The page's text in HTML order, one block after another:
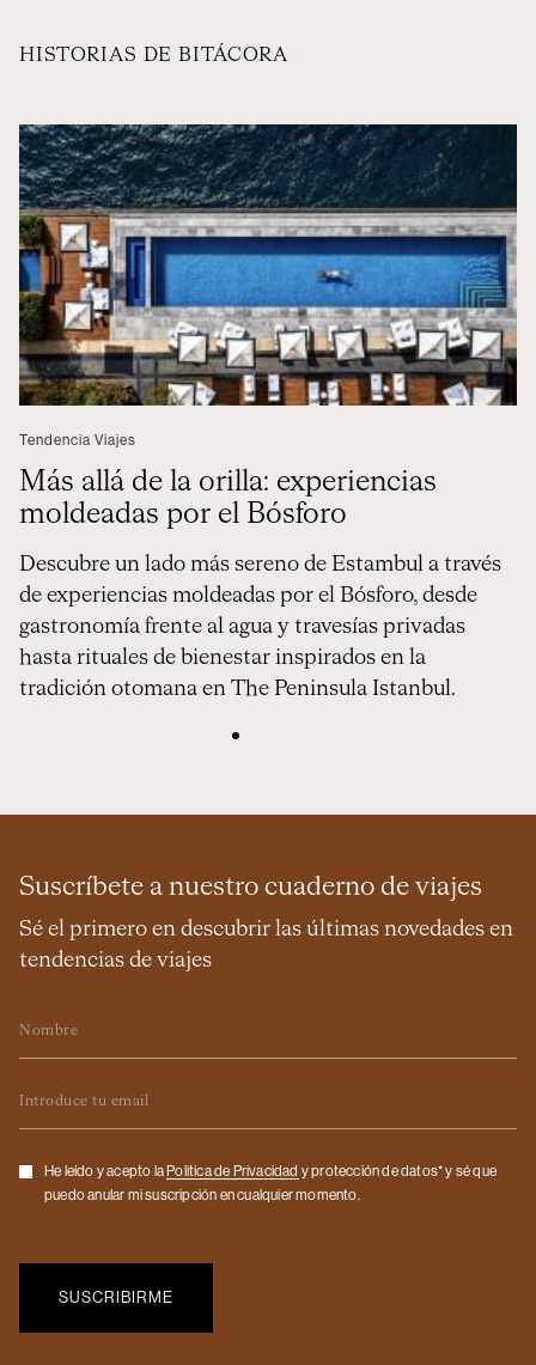
HISTORIAS DE BITÁCORA
Tendencia Viajes
Más allá de la orilla: experiencias
moldeadas por el Bósforo
Descubre un lado más sereno de Estambul a través
de experiencias moldeadas por el Bósforo, desde
gastronomía frente al agua y travesías privadas
hasta rituales de bienestar inspirados en la
tradición otomana en The Peninsula Istanbul.
5
Suscríbete a nuestro cuaderno de viajes
Sé el primero en descubrir las últimas novedades en
tendencias de viajes
Checkbox
He leído y acepto la Politica de Privacidad y protección de datos* y sé que
puedo anular mi suscripción en cualquier momento.